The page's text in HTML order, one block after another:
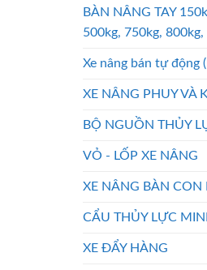
BÀN NÂNG TAY
500kg, 750kg,
Xe nâng bán tự động
XE NÂNG PHUY VÀ
BỘ NGUỒN THỦY
VỎ - LỐP XE NÂNG
XE NÂNG BÀN CON
CẨU THỦY LỰC
XE ĐẨY HÀNG